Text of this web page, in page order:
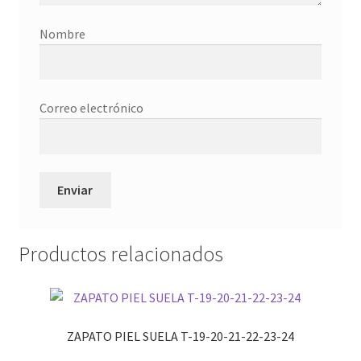
Nombre
Correo electrónico
Productos relacionados
ZAPATO PIEL SUELA T-19-20-21-22-23-24